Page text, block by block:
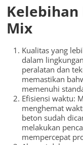
Kelebihan
Mix
Kualitas yang
dalam
peralatan dan
memastikan
memenuhi
Efisiensi waktu:
menghemat
beton sudah
melakukan
mempercepat